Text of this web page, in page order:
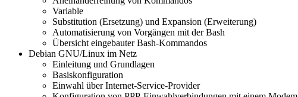
Variable
Substitution (Ersetzung) und Expansion (Erweiterung)
Automatisierung von Vorgängen mit der Bash
Übersicht eingebauter Bash-Kommandos
Debian GNU/Linux im Netz
Einleitung und Grundlagen
Basiskonfiguration
Einwahl über Internet-Service-Provider